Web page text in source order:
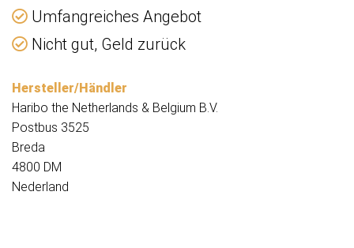
Umfangreiches Angebot
Nicht gut, Geld zurück
Hersteller/Händler
Haribo the Netherlands & Belgium B.V.
Postbus 3525
Breda
4800 DM
Nederland